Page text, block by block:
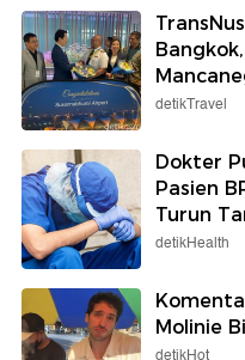
detikTravel
Dokter
Pasien
Turun
detikHealth
Molinie
detikHot